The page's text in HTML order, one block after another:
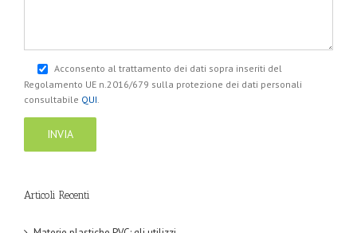
Acconsento al trattamento dei dati sopra inseriti del
Regolamento UE n.2016/679 sulla protezione dei dati personali
consultabile QUI.
Articoli Recenti